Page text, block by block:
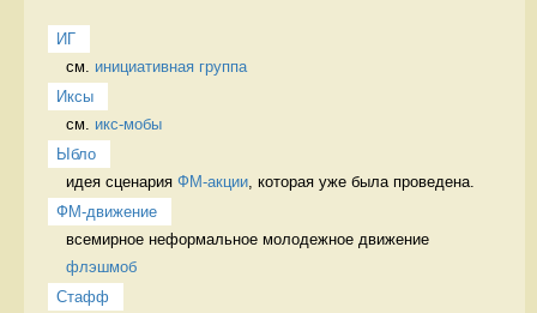
ИГ
см. инициативная группа
Иксы
см. икс-мобы
Ыбло
идея сценария ФМ-акции , которая уже была проведена.
ФМ-движение
флэшмоб
Стафф